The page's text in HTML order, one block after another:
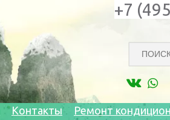
+7
Контакты Ремонт